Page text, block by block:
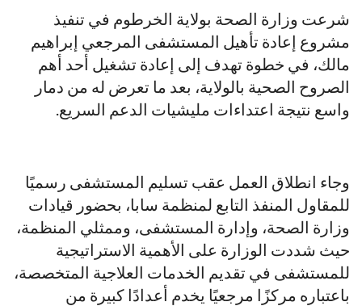
شرعت وزارة الصحة بولاية الخرطوم في تنفيذ
مشروع إعادة تأهيل المستشفى المرجعي إبراهيم
مالك، في خطوة تهدف إلى إعادة تشغيل أحد أهم
الصروح الصحية بالولاية، بعد ما تعرض له من دمار
واسع نتيجة اعتداءات مليشيات الدعم السريع.
وجاء انطلاق العمل عقب تسليم المستشفى رسميًا
للمقاول المنفذ التابع لمنظمة سابا، بحضور قيادات
وزارة الصحة، وإدارة المستشفى، وممثلي المنظمة،
حيث شددت الوزارة على الأهمية الاستراتيجية
للمستشفى في تقديم الخدمات العلاجية المتخصصة،
باعتباره مركزًا مرجعيًا يخدم أعدادًا كبيرة من